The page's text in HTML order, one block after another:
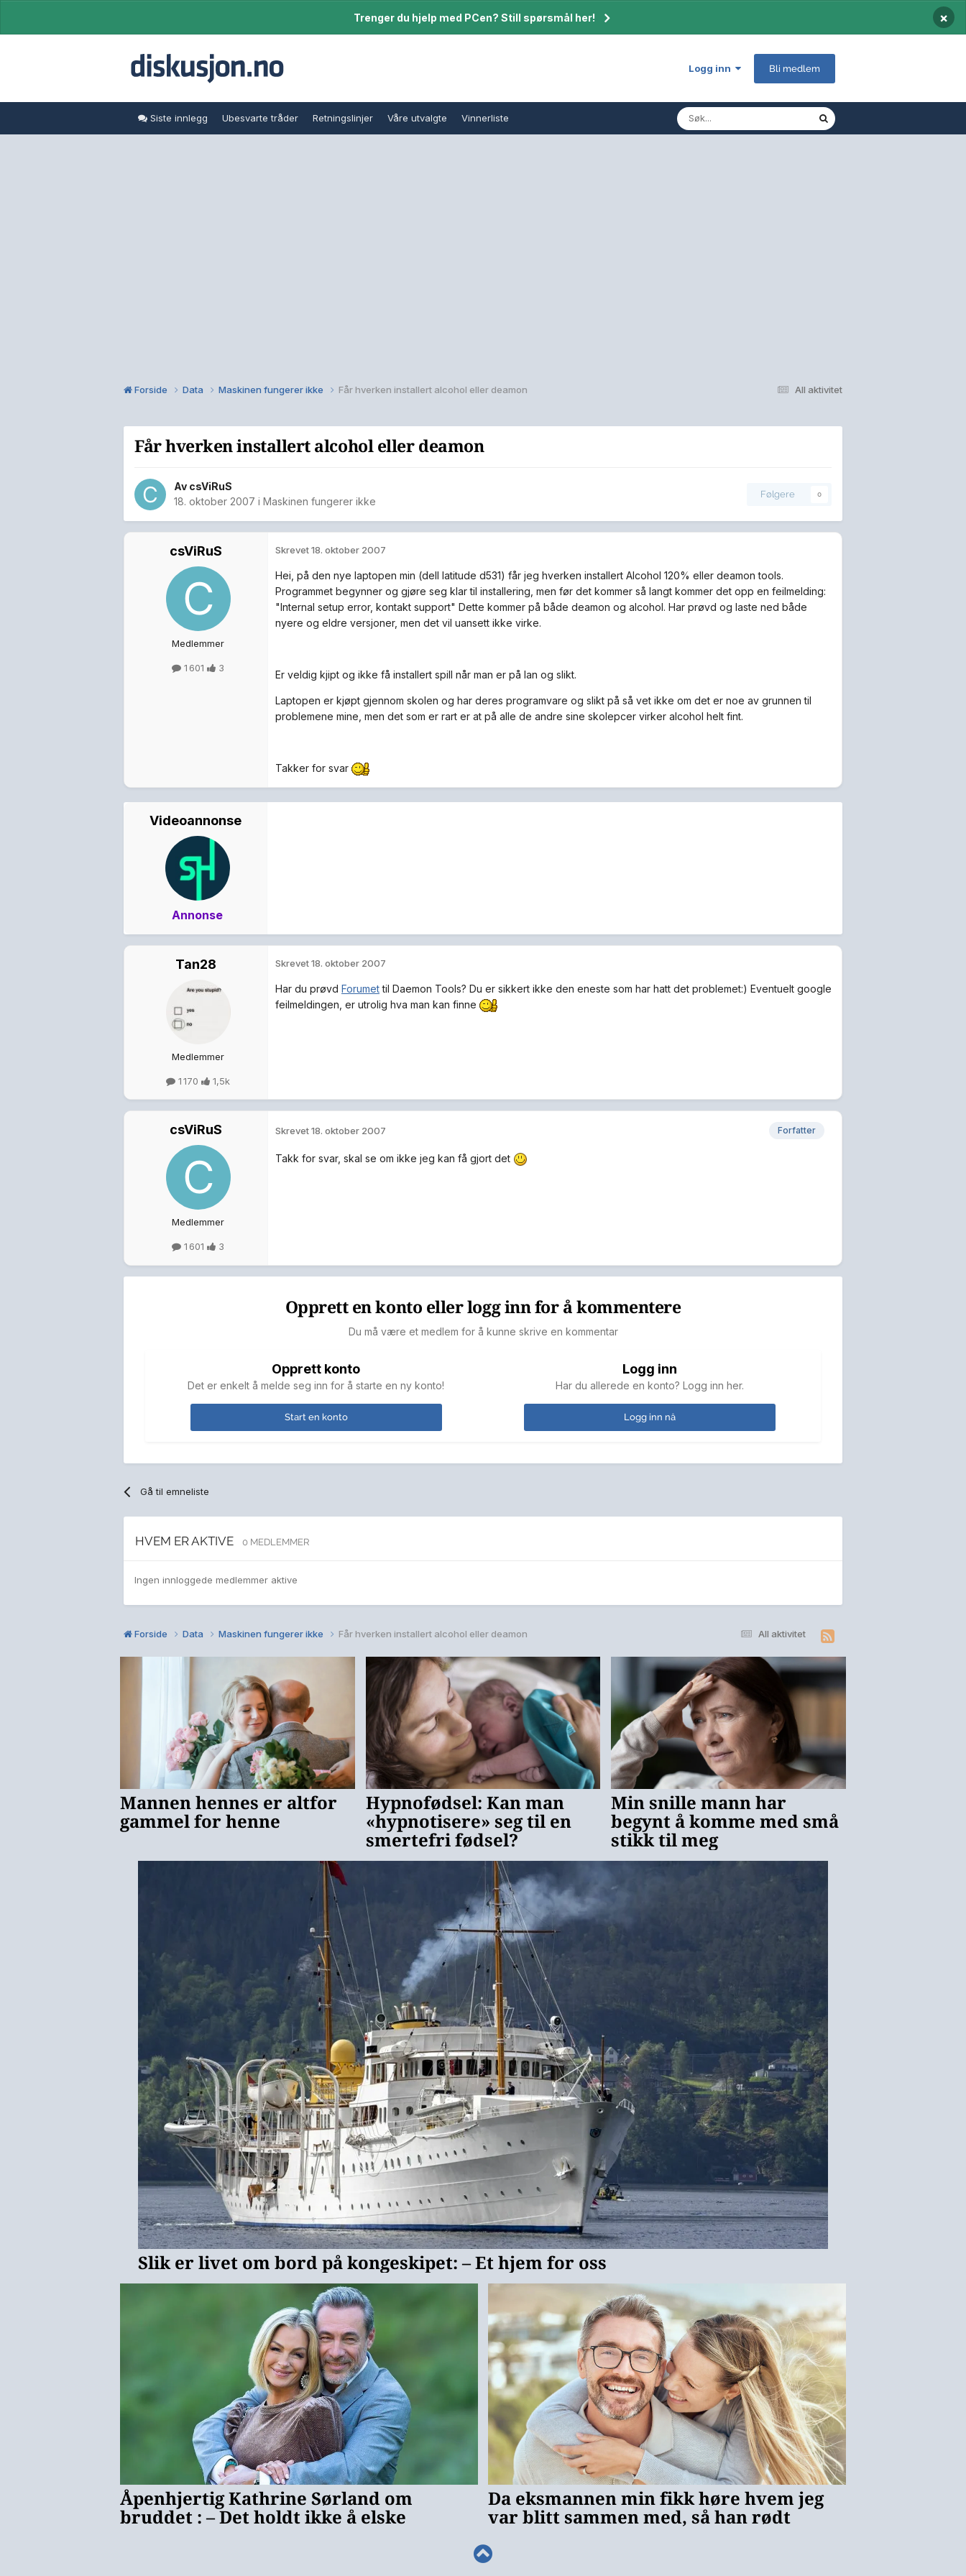
Trenger du hjelp med PCen? Still spørsmål her! ×
Logg inn Bli medlem
Siste innlegg Ubesvarte tråder Retningslinjer Våre utvalgte Vinnerliste
All aktivitet
Forside Data Maskinen fungerer ikke Får hverken installert alcohol eller deamon
Får hverken installert alcohol eller deamon
Av csViRuS
18. oktober 2007 i Maskinen fungerer ikke
Følgere 0
csViRuS
Medlemmer
1 601 3
Skrevet18. oktober 2007
Hei, på den nye laptopen min (dell latitude d531) får jeg hverken installert Alcohol 120% eller deamon tools.
Programmet begynner og gjøre seg klar til installering, men før det kommer så langt kommer det opp en feilmelding:
"Internal setup error, kontakt support" Dette kommer på både deamon og alcohol. Har prøvd og laste ned både
nyere og eldre versjoner, men det vil uansett ikke virke.
Er veldig kjipt og ikke få installert spill når man er på lan og slikt.
Laptopen er kjøpt gjennom skolen og har deres programvare og slikt på så vet ikke om det er noe av grunnen til
problemene mine, men det som er rart er at på alle de andre sine skolepcer virker alcohol helt fint.
Takker for svar
Videoannonse
Annonse
Tan28
Medlemmer
1 170 1,5k
Skrevet18. oktober 2007
Har du prøvd Forumettil Daemon Tools? Du er sikkert ikke den eneste som har hatt det problemet:) Eventuelt google
feilmeldingen, er utrolig hva man kan finne
csViRuS
Medlemmer
1 601 3
Forfatter
Skrevet18. oktober 2007
Takk for svar, skal se om ikke jeg kan få gjort det
Opprett en konto eller logg inn for å kommentere
Du må være et medlem for å kunne skrive en kommentar
Opprett konto
Det er enkelt å melde seg inn for å starte en ny konto!
Start en konto
Logg inn
Har du allerede en konto? Logg inn her.
Logg inn nå
Gå til emneliste
HVEM ER AKTIVE 0 MEDLEMMER
Ingen innloggede medlemmer aktive
All aktivitet
Forside Data Maskinen fungerer ikke Får hverken installert alcohol eller deamon